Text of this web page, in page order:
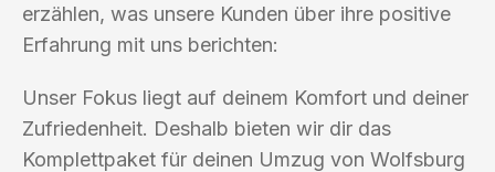
erzählen, was unsere Kunden über ihre positive
Erfahrung mit uns berichten:
Unser Fokus liegt auf deinem Komfort und deiner
Zufriedenheit. Deshalb bieten wir dir das
Komplettpaket für deinen Umzug von Wolfsburg